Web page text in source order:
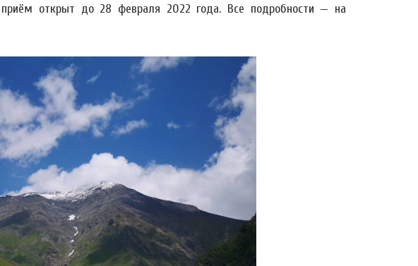
открыт до 28 февраля 2022 года. Все подробности — на